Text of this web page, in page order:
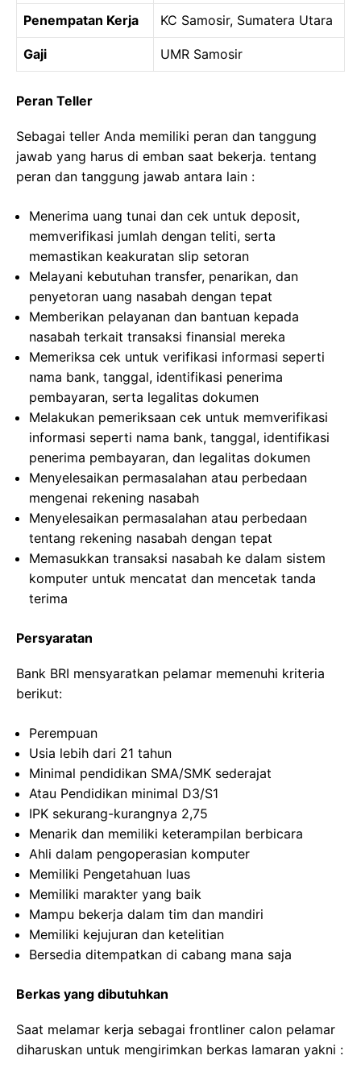
Penempatan Kerja KC Samosir, Sumatera Utara
Gaji UMR Samosir
Peran Teller
Sebagai teller Anda memiliki peran dan tanggung
jawab yang harus di emban saat bekerja. tentang
peran dan tanggung jawab antara lain :
Menerima uang tunai dan cek untuk deposit,
memverifikasi jumlah dengan teliti, serta
memastikan keakuratan slip setoran
Melayani kebutuhan transfer, penarikan, dan
penyetoran uang nasabah dengan tepat
Memberikan pelayanan dan bantuan kepada
nasabah terkait transaksi finansial mereka
Memeriksa cek untuk verifikasi informasi seperti
nama bank, tanggal, identifikasi penerima
pembayaran, serta legalitas dokumen
Melakukan pemeriksaan cek untuk memverifikasi
informasi seperti nama bank, tanggal, identifikasi
penerima pembayaran, dan legalitas dokumen
Menyelesaikan permasalahan atau perbedaan
mengenai rekening nasabah
Menyelesaikan permasalahan atau perbedaan
tentang rekening nasabah dengan tepat
Memasukkan transaksi nasabah ke dalam sistem
komputer untuk mencatat dan mencetak tanda
terima
Persyaratan
Bank BRI mensyaratkan pelamar memenuhi kriteria
berikut:
Perempuan
Usia lebih dari 21 tahun
Minimal pendidikan SMA/SMK sederajat
Atau Pendidikan minimal D3/S1
IPK sekurang-kurangnya 2,75
Menarik dan memiliki keterampilan berbicara
Ahli dalam pengoperasian komputer
Memiliki Pengetahuan luas
Memiliki marakter yang baik
Mampu bekerja dalam tim dan mandiri
Memiliki kejujuran dan ketelitian
Bersedia ditempatkan di cabang mana saja
Berkas yang dibutuhkan
Saat melamar kerja sebagai frontliner calon pelamar
diharuskan untuk mengirimkan berkas lamaran yakni :